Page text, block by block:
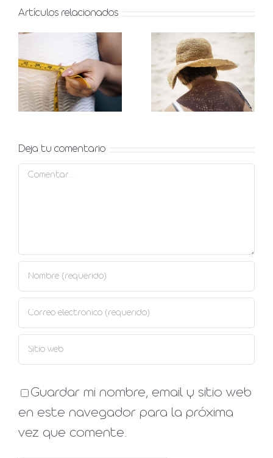
Artículos relacionados
solares en
verano,
prevención
tratamiento
mamaria,
qué es y
opciones
Deja tu comentario
Comentar
Guardar mi nombre, email y sitio web
en este navegador para la próxima
vez que comente.